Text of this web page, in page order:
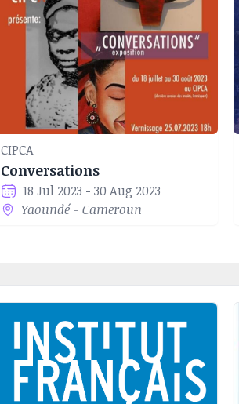
CIPCA
Conversations
18 Jul 2023 - 30 Aug 2023
Yaoundé - Cameroun